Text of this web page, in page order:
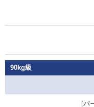
90kg級